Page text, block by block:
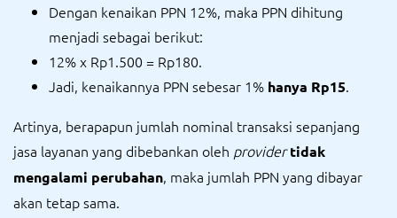
Dengan kenaikan PPN 12%, maka PPN dihitung
menjadi sebagai berikut:
12% x Rp1.500 = Rp180.
Jadi, kenaikannya PPN sebesar 1% hanya Rp15.
Artinya, berapapun jumlah nominal transaksi sepanjang
jasa layanan yang dibebankan oleh provider tidak
mengalami perubahan, maka jumlah PPN yang dibayar
akan tetap sama.